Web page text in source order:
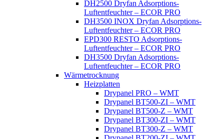
DH2500 Dryfan Adsorptions-
Luftentfeuchter – ECOR PRO
DH3500 INOX Dryfan Adsorptions-
Luftentfeuchter – ECOR PRO
EPD300 RESTO Adsorptions-
Luftentfeuchter – ECOR PRO
DH3500 Dryfan Adsorptions-
Luftentfeuchter – ECOR PRO
Wärmetrocknung
Heizplatten
Drypanel PRO – WMT
Drypanel BT500-ZI – WMT
Drypanel BT500-Z – WMT
Drypanel BT300-ZI – WMT
Drypanel BT300-Z – WMT